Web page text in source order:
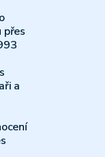
přes
a